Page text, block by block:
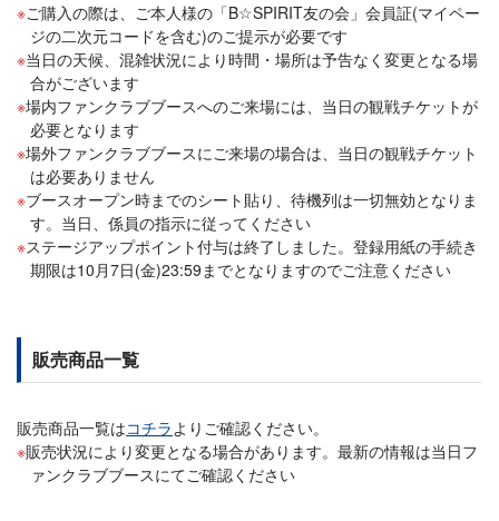
ご購入の際は、ご本人様の「B☆SPIRIT友の会」会員証(マイペー
ジの二次元コードを含む)のご提示が必要です
当日の天候、混雑状況により時間・場所は予告なく変更となる場
合がございます
場内ファンクラブブースへのご来場には、当日の観戦チケットが
必要となります
場外ファンクラブブースにご来場の場合は、当日の観戦チケット
は必要ありません
ブースオープン時までのシート貼り、待機列は一切無効となりま
す。当日、係員の指示に従ってください
ステージアップポイント付与は終了しました。登録用紙の手続き
期限は10月7日(金)23:59までとなりますのでご注意ください
販売商品一覧
販売商品一覧はコチラよりご確認ください。
販売状況により変更となる場合があります。最新の情報は当日フ
ァンクラブブースにてご確認ください